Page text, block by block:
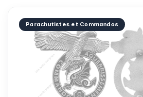
Parachutistes et Commandos